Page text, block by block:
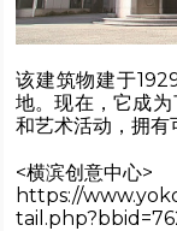
该建筑物建于
地。现在，它成
和艺术活动，拥有
<横滨创意中心>
https://